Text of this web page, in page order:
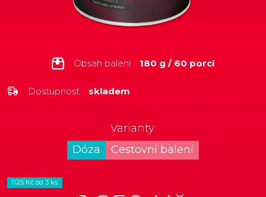
Obsah balení: 180 g / 60 porcí
Dostupnost: skladem
Varianty:
Dóza
Cestovní balení
1125 Kč od 3 ks